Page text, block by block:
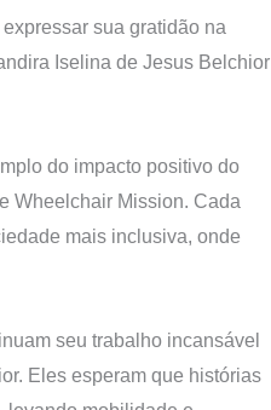
sua gratidão na
Iselina de Jesus Belchior
do impacto positivo do
Wheelchair Mission. Cada
mais inclusiva, onde
seu trabalho incansável
Eles esperam que histórias